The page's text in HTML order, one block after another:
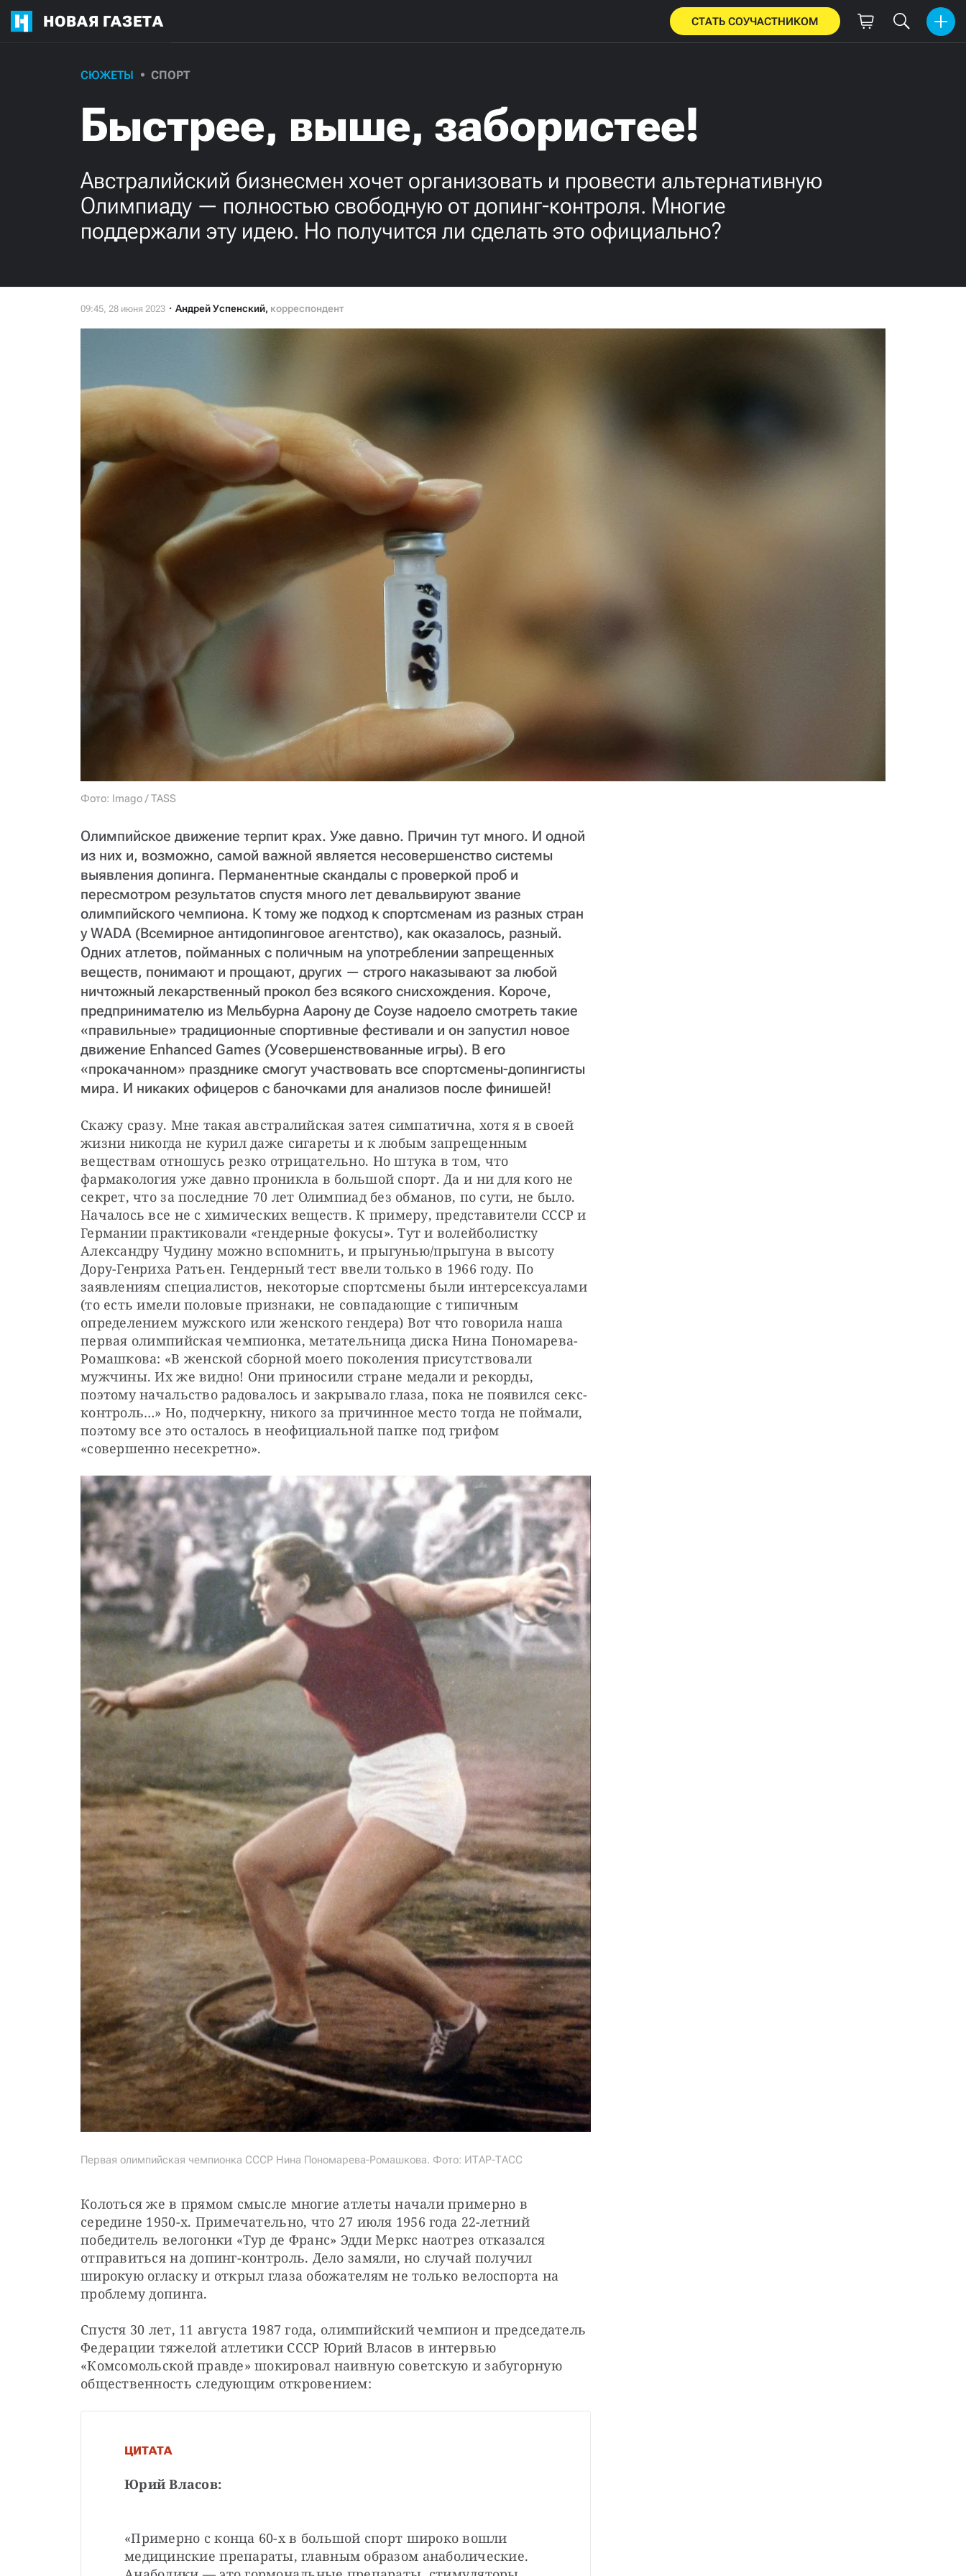
НОВАЯ ГАЗЕТА СТАТЬ СОУЧАСТНИКОМ
СЮЖЕТЫ СПОРТ
Быстрее, выше, забористее!
Австралийский бизнесмен хочет организовать и провести альтернативную
Олимпиаду — полностью свободную от допинг-контроля. Многие
поддержали эту идею. Но получится ли сделать это официально?
Андрей Успенский, корреспондент
Фото: Imago / TASS
Олимпийское движение терпит крах. Уже давно. Причин тут много. И одной
из них и, возможно, самой важной является несовершенство системы
выявления допинга. Перманентные скандалы с проверкой проб и
пересмотром результатов спустя много лет девальвируют звание
олимпийского чемпиона. К тому же подход к спортсменам из разных стран
у WADA (Всемирное антидопинговое агентство), как оказалось, разный.
Одних атлетов, пойманных с поличным на употреблении запрещенных
веществ, понимают и прощают, других — строго наказывают за любой
ничтожный лекарственный прокол без всякого снисхождения. Короче,
предпринимателю из Мельбурна Аарону де Cоузе надоело смотреть такие
«правильные» традиционные спортивные фестивали и он запустил новое
движение Enhanced Games (Усовершенствованные игры). В его
«прокачанном» празднике смогут участвовать все спортсмены-допингисты
мира. И никаких офицеров с баночками для анализов после финишей!
Скажу сразу. Мне такая австралийская затея симпатична, хотя я в своей
жизни никогда не курил даже сигареты и к любым запрещенным
веществам отношусь резко отрицательно. Но штука в том, что
фармакология уже давно проникла в большой спорт. Да и ни для кого не
секрет, что за последние 70 лет Олимпиад без обманов, по сути, не было.
Началось все не с химических веществ. К примеру, представители СССР и
Германии практиковали «гендерные фокусы». Тут и волейболистку
Александру Чудину можно вспомнить, и прыгунью/прыгуна в высоту
Дору-Генриха Ратьен. Гендерный тест ввели только в 1966 году. По
заявлениям специалистов, некоторые спортсмены были интерсексуалами
(то есть имели половые признаки, не совпадающие с типичным
определением мужского или женского гендера) Вот что говорила наша
первая олимпийская чемпионка, метательница диска Нина Пономарева-
Ромашкова: «В женской сборной моего поколения присутствовали
мужчины. Их же видно! Они приносили стране медали и рекорды,
поэтому начальство радовалось и закрывало глаза, пока не появился секс-
контроль…» Но, подчеркну, никого за причинное место тогда не поймали,
поэтому все это осталось в неофициальной папке под грифом
«совершенно несекретно».
Первая олимпийская чемпионка СССР Нина Пономарева-Ромашкова. Фото: ИТАР-ТАСС
Колоться же в прямом смысле многие атлеты начали примерно в
середине 1950-х. Примечательно, что 27 июля 1956 года 22-летний
победитель велогонки «Тур де Франс» Эдди Меркс наотрез отказался
отправиться на допинг-контроль. Дело замяли, но случай получил
широкую огласку и открыл глаза обожателям не только велоспорта на
проблему допинга.
Спустя 30 лет, 11 августа 1987 года, олимпийский чемпион и председатель
Федерации тяжелой атлетики СССР Юрий Власов в интервью
«Комсомольской правде» шокировал наивную советскую и забугорную
общественность следующим откровением:
ЦИТАТА
Юрий Власов:
«Примерно с конца 60-х в большой спорт широко вошли
медицинские препараты, главным образом анаболические.